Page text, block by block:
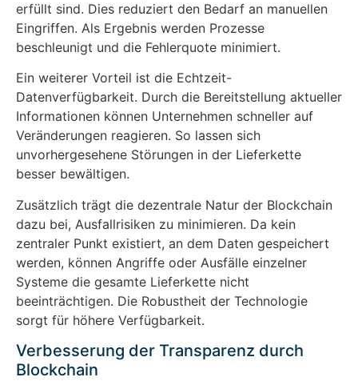
erfüllt sind. Dies reduziert den Bedarf an manuellen
Eingriffen. Als Ergebnis werden Prozesse
beschleunigt und die Fehlerquote minimiert.
Ein weiterer Vorteil ist die Echtzeit-
Datenverfügbarkeit. Durch die Bereitstellung aktueller
Informationen können Unternehmen schneller auf
Veränderungen reagieren. So lassen sich
unvorhergesehene Störungen in der Lieferkette
besser bewältigen.
Zusätzlich trägt die dezentrale Natur der Blockchain
dazu bei, Ausfallrisiken zu minimieren. Da kein
zentraler Punkt existiert, an dem Daten gespeichert
werden, können Angriffe oder Ausfälle einzelner
Systeme die gesamte Lieferkette nicht
beeinträchtigen. Die Robustheit der Technologie
sorgt für höhere Verfügbarkeit.
Verbesserung der Transparenz durch
Blockchain